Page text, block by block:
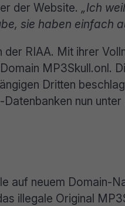
der Website. „Ich
sie haben einfach
RIAA. Mit ihrer
MP3Skull.onl.
Dritten
nun
auf neuem Domain-
illegale Original